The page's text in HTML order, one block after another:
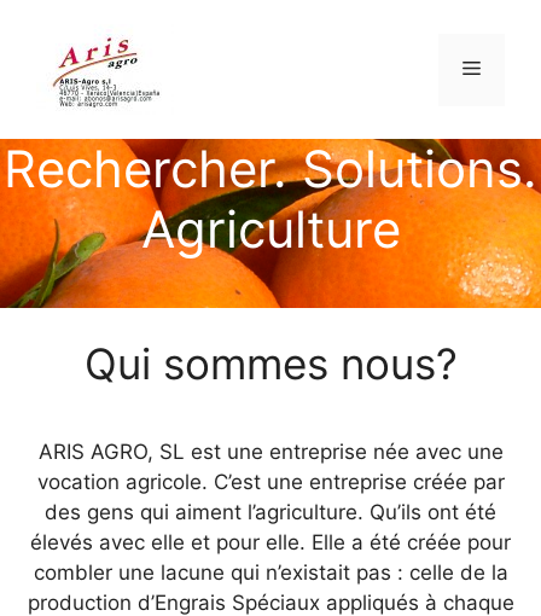
Rechercher. Solutions.
Agriculture
Qui sommes nous?
ARIS AGRO, SL est une entreprise née avec une
vocation agricole. C’est une entreprise créée par
des gens qui aiment l’agriculture. Qu’ils ont été
élevés avec elle et pour elle. Elle a été créée pour
combler une lacune qui n’existait pas : celle de la
production d’Engrais Spéciaux appliqués à chaque